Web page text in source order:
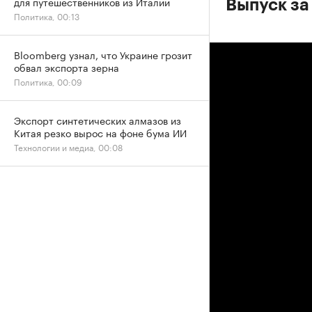
Выпуск
Политика, 00:13
Bloomberg узнал, что Украине грозит
обвал экспорта зерна
Политика, 00:09
Экспорт синтетических алмазов из
Китая резко вырос на фоне бума ИИ
Технологии и медиа, 00:08